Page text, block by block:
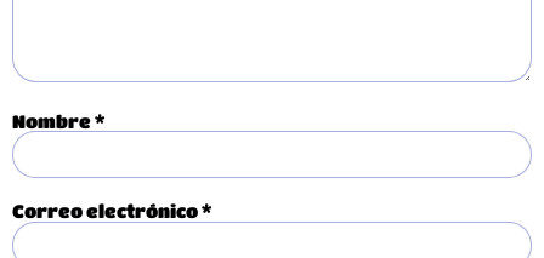
Nombre*
Correo electrónico*